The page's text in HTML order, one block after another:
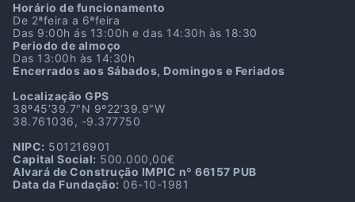
Horário de funcionamento
De 2ªfeira a 6ªfeira
Das 9:00h ás 13:00h e das 14:30h às 18:30
Periodo de almoço
Das 13:00h às 14:30h
Encerrados aos Sábados, Domingos e Feriados
Localização GPS
38º45’39.7″N 9º22’39.9″W
38.761036, -9.377750
NIPC: 501216901
Capital Social: 500.000,00€
Alvará de Construção IMPIC nº 66157 PUB
Data da Fundação: 06-10-1981